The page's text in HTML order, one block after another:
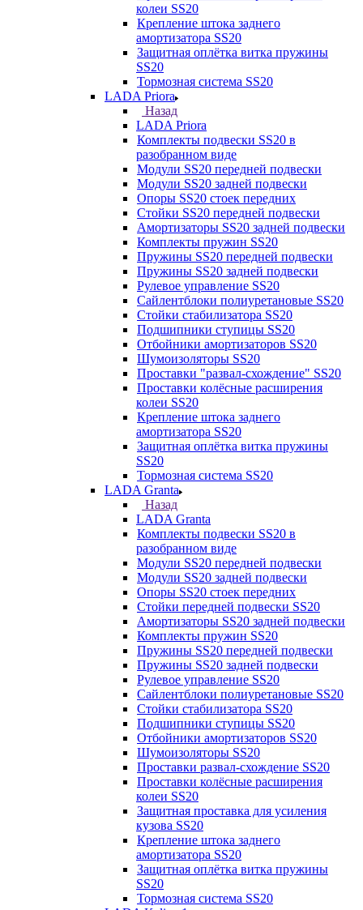
колеи SS20
Крепление штока заднего
амортизатора SS20
Защитная оплётка витка пружины
SS20
Тормозная система SS20
LADA Priora
Назад
LADA Priora
Комплекты подвески SS20 в
разобранном виде
Модули SS20 передней подвески
Модули SS20 задней подвески
Опоры SS20 стоек передних
Стойки SS20 передней подвески
Амортизаторы SS20 задней подвески
Комплекты пружин SS20
Пружины SS20 передней подвески
Пружины SS20 задней подвески
Рулевое управление SS20
Сайлентблоки полиуретановые SS20
Стойки стабилизатора SS20
Подшипники ступицы SS20
Отбойники амортизаторов SS20
Шумоизоляторы SS20
Проставки "развал-схождение" SS20
Проставки колёсные расширения
колеи SS20
Крепление штока заднего
амортизатора SS20
Защитная оплётка витка пружины
SS20
Тормозная система SS20
LADA Granta
Назад
LADA Granta
Комплекты подвески SS20 в
разобранном виде
Модули SS20 передней подвески
Модули SS20 задней подвески
Опоры SS20 стоек передних
Стойки передней подвески SS20
Амортизаторы SS20 задней подвески
Комплекты пружин SS20
Пружины SS20 передней подвески
Пружины SS20 задней подвески
Рулевое управление SS20
Сайлентблоки полиуретановые SS20
Стойки стабилизатора SS20
Подшипники ступицы SS20
Отбойники амортизаторов SS20
Шумоизоляторы SS20
Проставки развал-схождение SS20
Проставки колёсные расширения
колеи SS20
Защитная проставка для усиления
кузова SS20
Крепление штока заднего
амортизатора SS20
Защитная оплётка витка пружины
SS20
Тормозная система SS20